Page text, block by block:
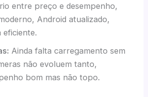
entre preço e desempenho,
Android atualizado,
eficiente.
Ainda falta carregamento sem
não evoluem tanto,
bom mas não topo.